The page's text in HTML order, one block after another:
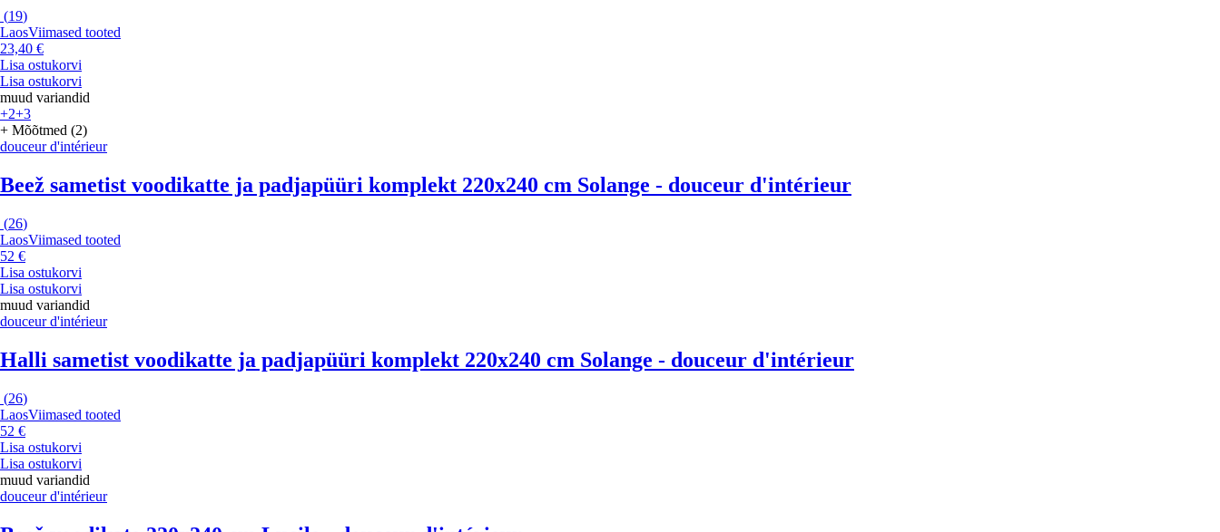
(19)
LaosViimased tooted
23,40 €
Lisa ostukorvi
Lisa ostukorvi
muud variandid
+2+3
+ Mõõtmed (2)
douceur d'intérieur
Beež sametist voodikatte ja padjapüüri komplekt 220x240 cm Solange - douceur d'intérieur
(26)
LaosViimased tooted
52 €
Lisa ostukorvi
Lisa ostukorvi
muud variandid
douceur d'intérieur
Halli sametist voodikatte ja padjapüüri komplekt 220x240 cm Solange - douceur d'intérieur
(26)
LaosViimased tooted
52 €
Lisa ostukorvi
Lisa ostukorvi
muud variandid
douceur d'intérieur